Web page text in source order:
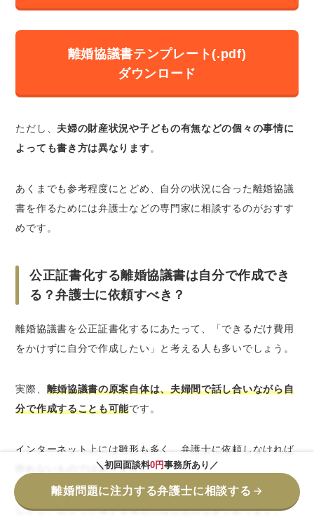
離婚協議書テンプレート(.pdf)
ダウンロード
ただし、 夫婦の財産状況や子どもの有無などの個々の事情に
よっても書き方は異なります。
あくまでも参考程度にとどめ、自分の状況に合った離婚協議
書を作るためには弁護士などの専門家に相談するのがおすす
めです。
公正証書化する離婚協議書は自分で作成でき
る？弁護士に依頼すべき？
離婚協議書を公正証書化するにあたって、「できるだけ費用
をかけずに自分で作成したい」と考える人も多いでしょう。
実際、 離婚協議書の原案自体は、夫婦間で話し合いながら自
分で作成することも可能です。
インターネット上には雛形も多く、弁護士に依頼しなければ
作れないものではありません。
しかし、自分で作成する場合には注意点も多くあります。
＼初回面談料0円事務所あり／
離婚問題に注力する弁護士に相談する